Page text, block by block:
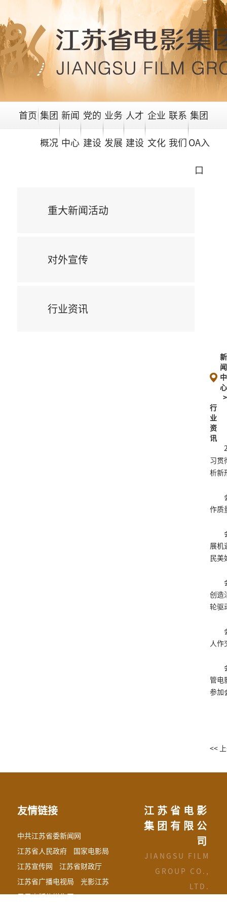
首页 集团
概况
新闻
中心
党的
建设
业务
发展
人才
建设
企业
文化
联系
我们
集团
OA入
口
重大新闻活动
对外宣传
行业资讯
新
闻
中
心
>
行
业
资
讯
习贯
析新
作质
展机
民
创造
轮驱
人作
管电
参加
<<
友情链接
中共江苏省委新闻网
江苏省人民政府 国家电影局
江苏宣传网 江苏省财政厅
江苏省广播电视局 光影江苏
江苏省电影
集团有限公
司
JIANGSU FILM
GROUP CO.,
LTD.